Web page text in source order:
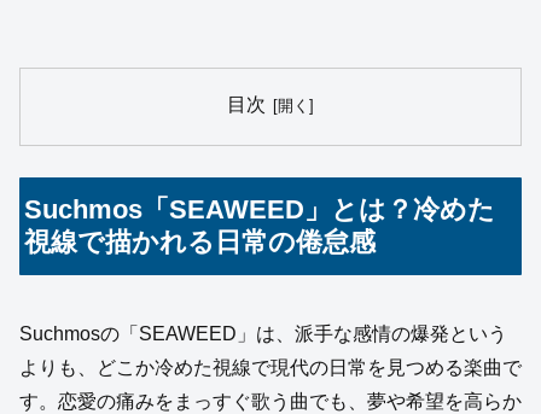
目次
Suchmos「SEAWEED」とは？冷めた
視線で描かれる日常の倦怠感
Suchmosの「SEAWEED」は、派手な感情の爆発という
よりも、どこか冷めた視線で現代の日常を見つめる楽曲で
す。恋愛の痛みをまっすぐ歌う曲でも、夢や希望を高らか